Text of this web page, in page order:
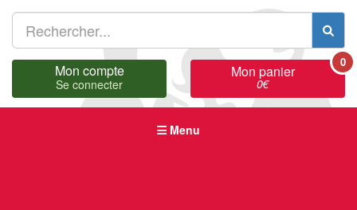
Mon compte
Se connecter
Mon panier
0€
0
Menu